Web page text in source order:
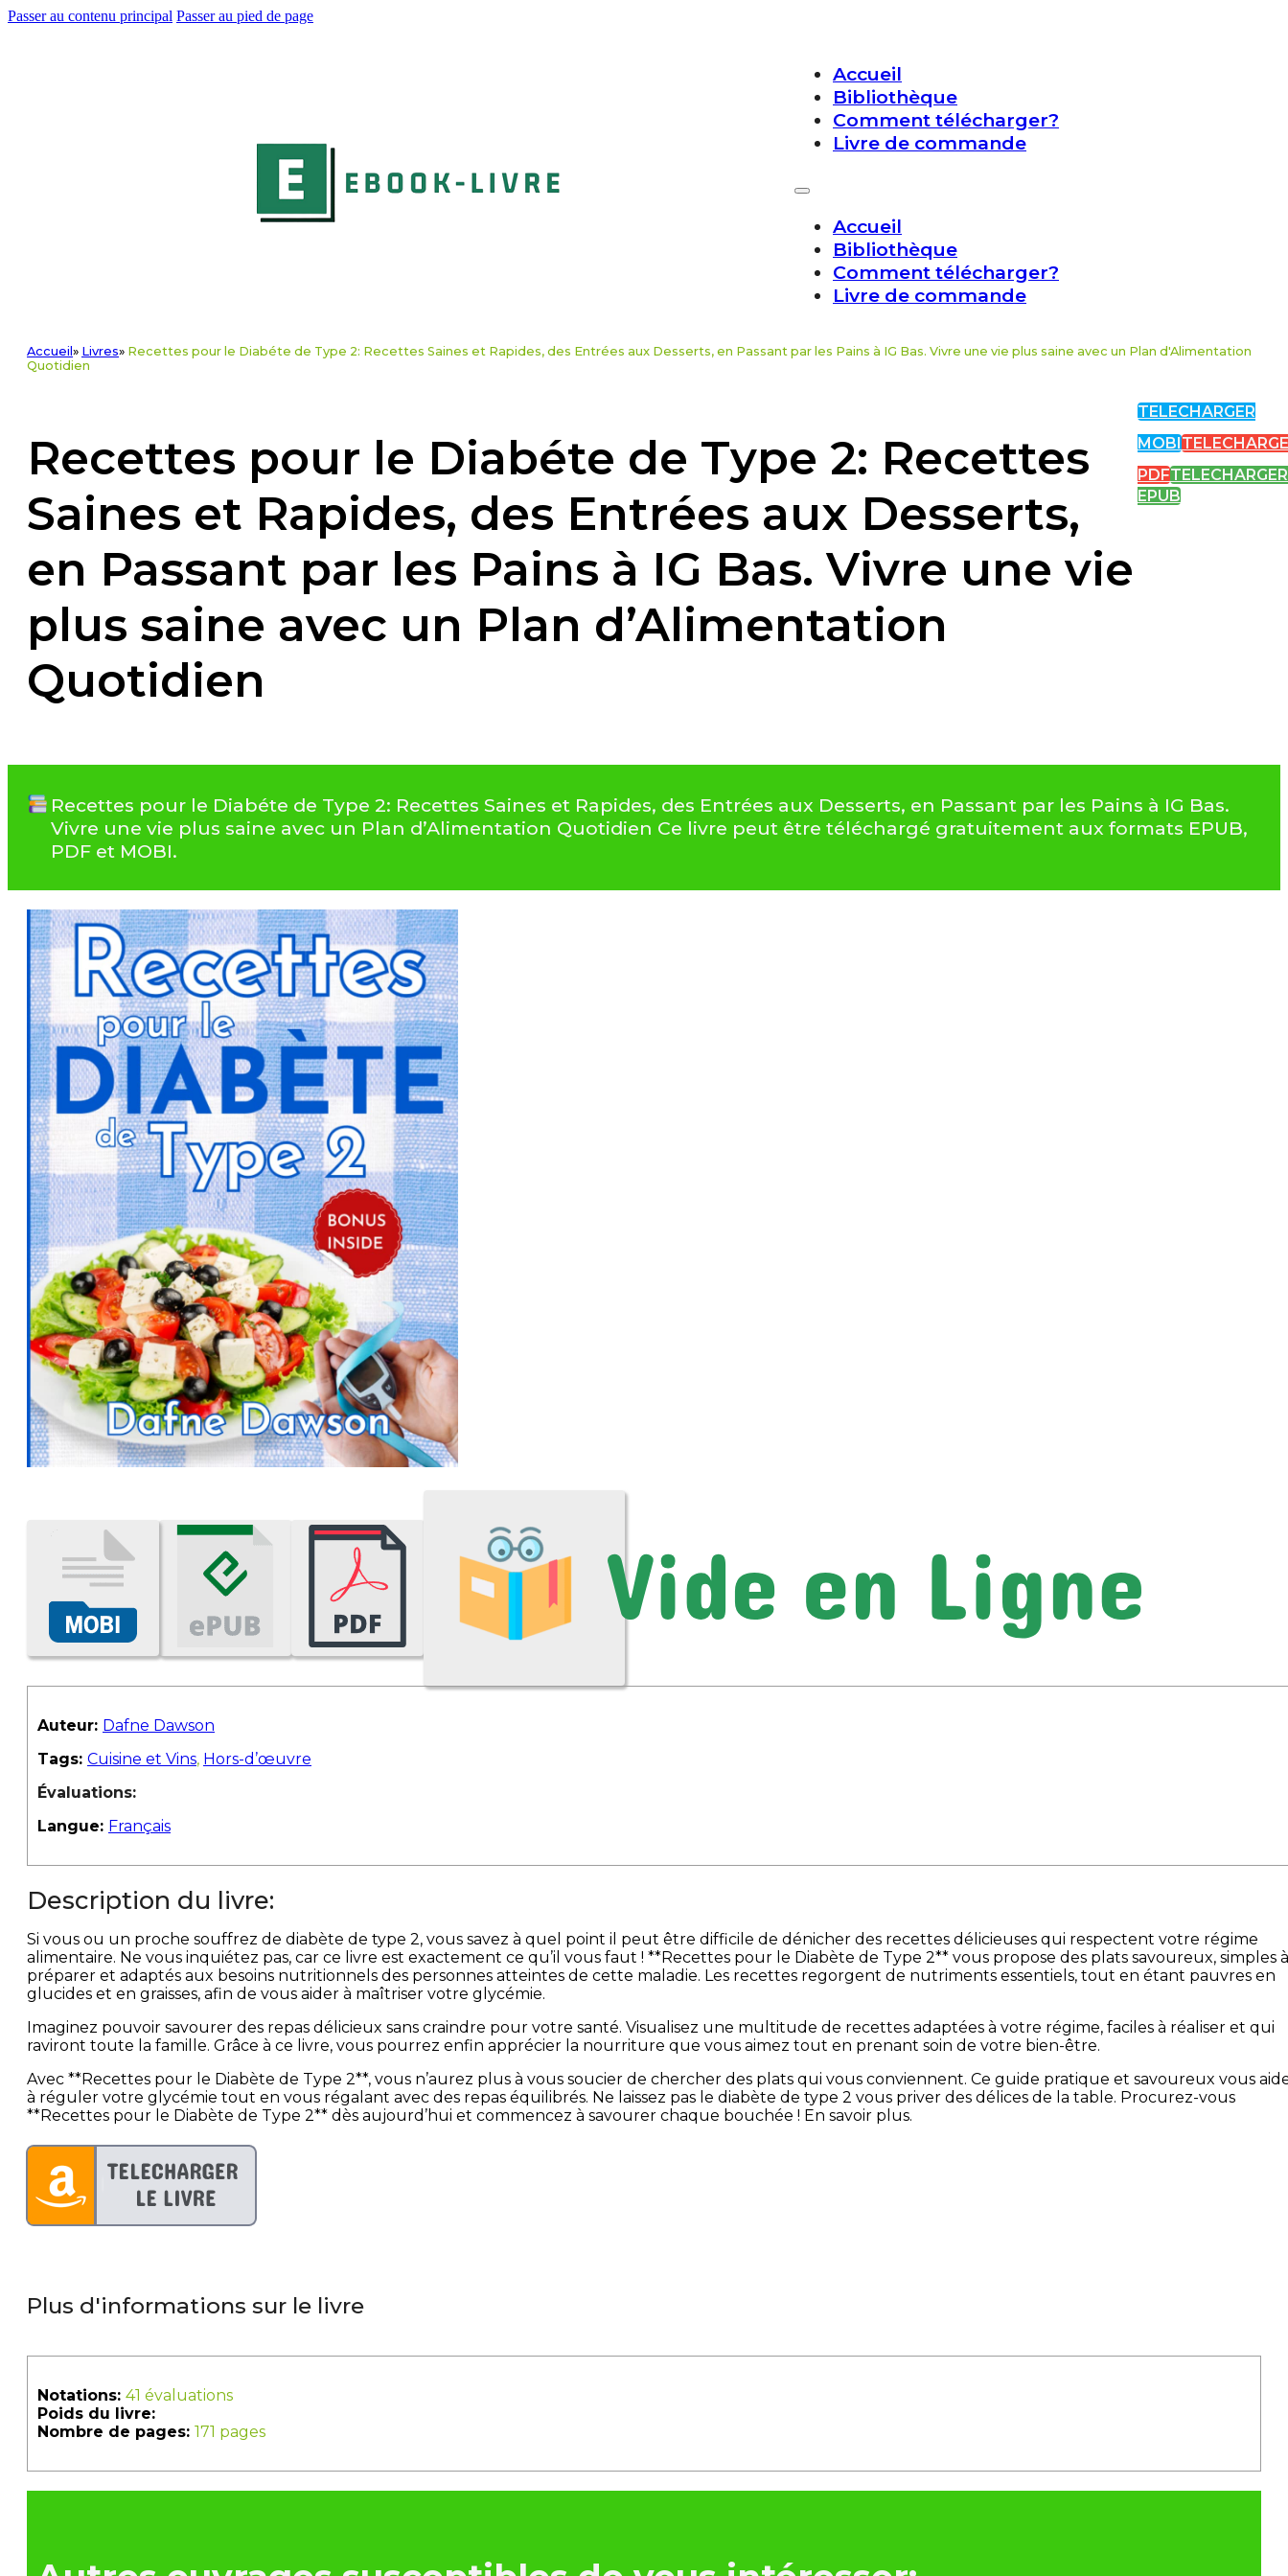
Passer au contenu principal Passer au pied de page
Accueil
Bibliothèque
Comment télécharger?
Livre de commande
Accueil
Bibliothèque
Comment télécharger?
Livre de commande
Accueil » Livres» Recettes pour le Diabéte de Type 2: Recettes Saines et Rapides, des Entrées aux Desserts, en Passant par les Pains à IG Bas. Vivre une vie plus saine avec un Plan d'Alimentation
Quotidien
Recettes pour le Diabéte de Type 2: Recettes
Saines et Rapides, des Entrées aux Desserts,
en Passant par les Pains à IG Bas. Vivre une vie
plus saine avec un Plan d’Alimentation
Quotidien
TELECHARGER
MOBI
PDFTELECHARGER
EPUB
Recettes pour le Diabéte de Type 2: Recettes Saines et Rapides, des Entrées aux Desserts, en Passant par les Pains à IG Bas.
Vivre une vie plus saine avec un Plan d’Alimentation Quotidien Ce livre peut être téléchargé gratuitement aux formats EPUB,
PDF et MOBI.
Auteur: Dafne Dawson
Tags: Cuisine et Vins, Hors-d’œuvre
Évaluations:
Langue: Français
Description du livre:
Si vous ou un proche souffrez de diabète de type 2, vous savez à quel point il peut être difficile de dénicher des recettes délicieuses qui respectent votre régime
alimentaire. Ne vous inquiétez pas, car ce livre est exactement ce qu’il vous faut ! **Recettes pour le Diabète de Type 2** vous propose des plats savoureux, simples à
préparer et adaptés aux besoins nutritionnels des personnes atteintes de cette maladie. Les recettes regorgent de nutriments essentiels, tout en étant pauvres en
glucides et en graisses, afin de vous aider à maîtriser votre glycémie.
Imaginez pouvoir savourer des repas délicieux sans craindre pour votre santé. Visualisez une multitude de recettes adaptées à votre régime, faciles à réaliser et qui
raviront toute la famille. Grâce à ce livre, vous pourrez enfin apprécier la nourriture que vous aimez tout en prenant soin de votre bien-être.
Avec **Recettes pour le Diabète de Type 2**, vous n’aurez plus à vous soucier de chercher des plats qui vous conviennent. Ce guide pratique et savoureux vous
à réguler votre glycémie tout en vous régalant avec des repas équilibrés. Ne laissez pas le diabète de type 2 vous priver des délices de la table. Procurez-vous
**Recettes pour le Diabète de Type 2** dès aujourd’hui et commencez à savourer chaque bouchée ! En savoir plus.
Plus d'informations sur le livre
Notations: 41 évaluations
Poids du livre:
Nombre de pages: 171 pages